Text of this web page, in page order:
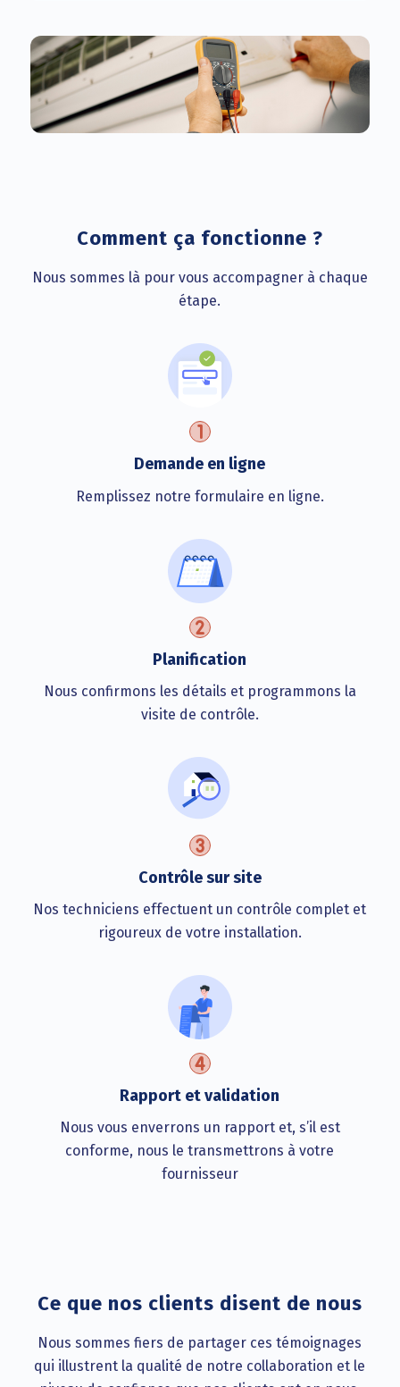
Comment ça fonctionne ?
Nous sommes là pour vous accompagner à chaque
étape.
Demande en ligne
Remplissez notre formulaire en ligne.
Planification
Nous confirmons les détails et programmons la
visite de contrôle.
Contrôle sur site
Nos techniciens effectuent un contrôle complet et
rigoureux de votre installation.
Rapport et validation
Nous vous enverrons un rapport et, s’il est
conforme, nous le transmettrons à votre
fournisseur
Ce que nos clients disent de nous
Nous sommes fiers de partager ces témoignages
qui illustrent la qualité de notre collaboration et le